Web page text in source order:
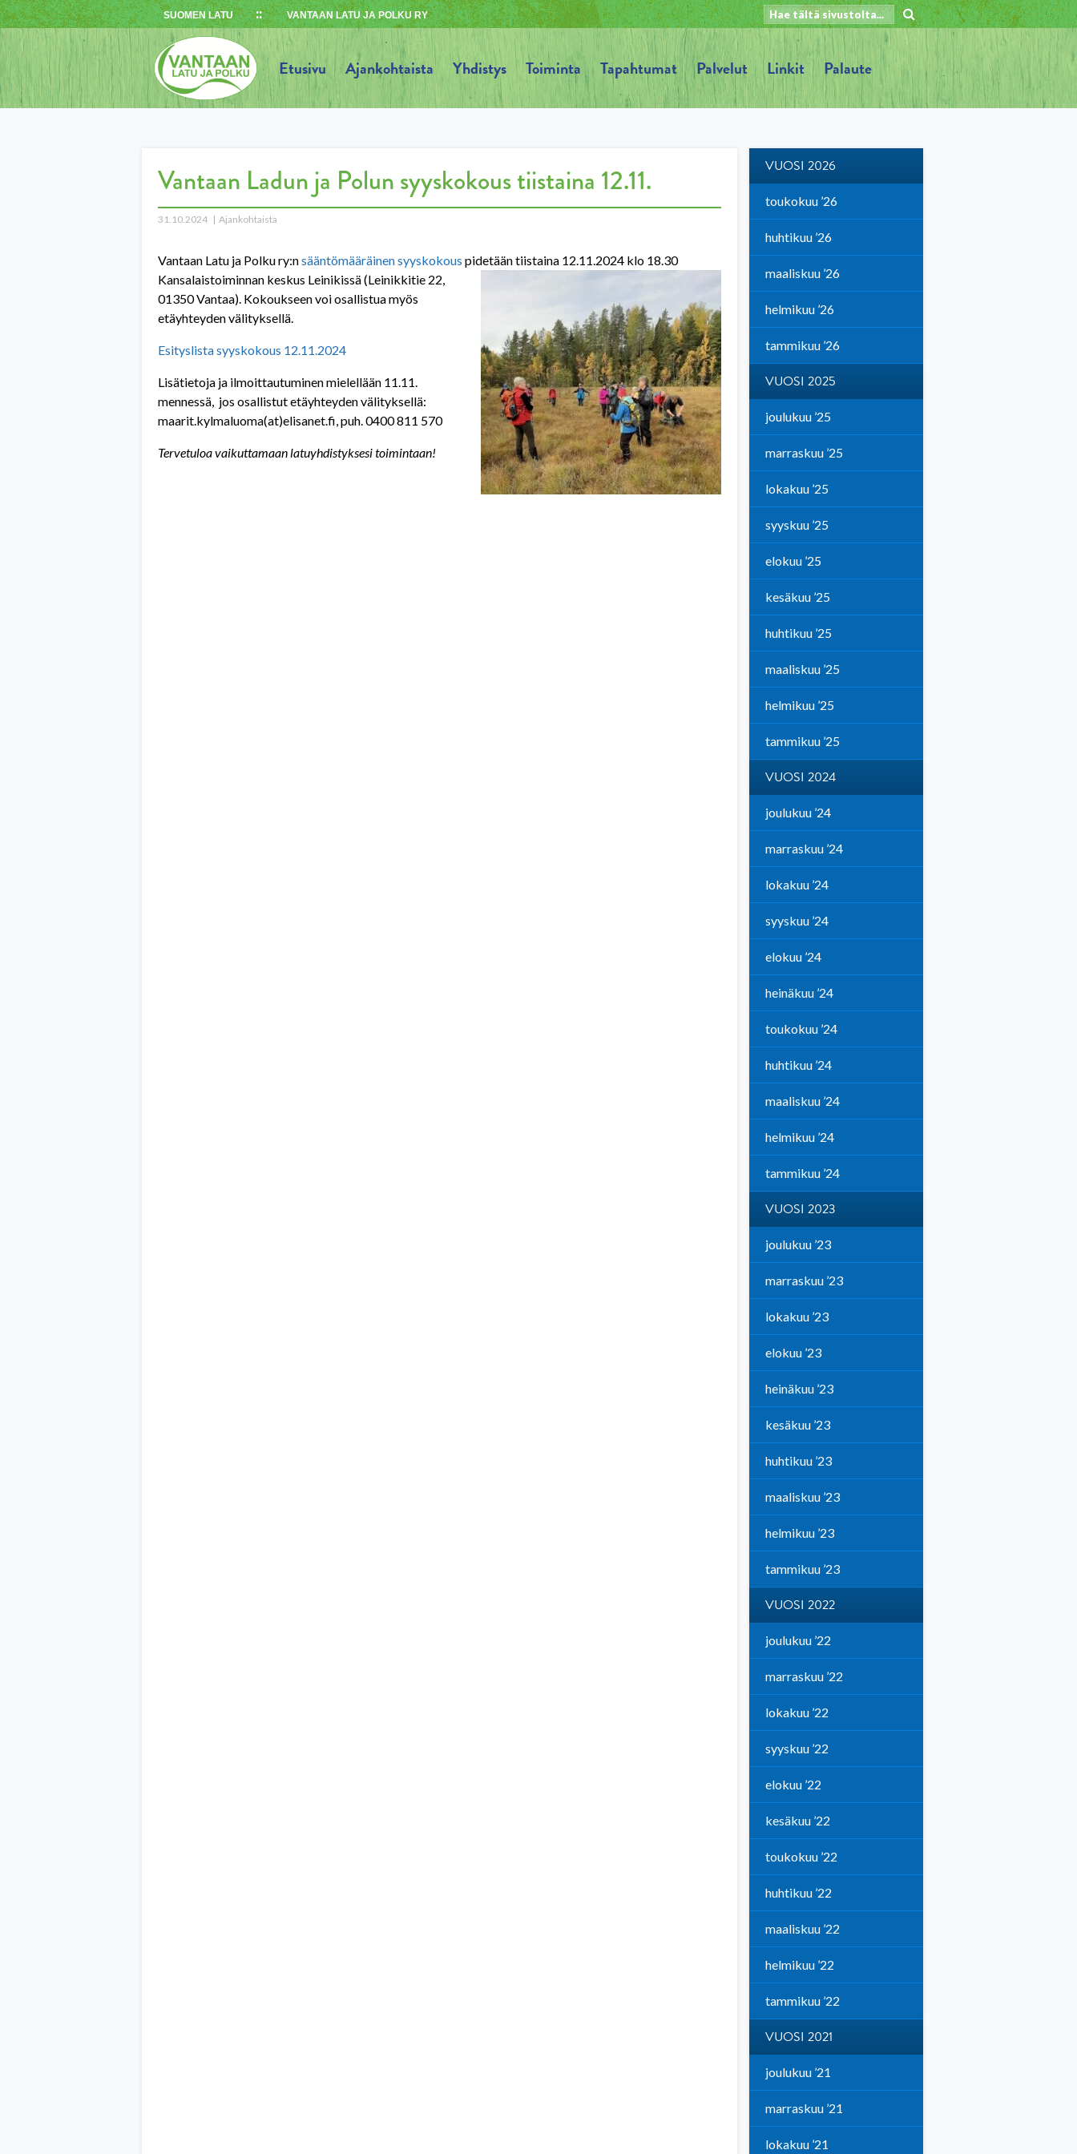
Skip
to
content
SUOMEN LATU VANTAAN LATU JA POLKU RY
Etusivu Ajankohtaista Yhdistys Toiminta Tapahtumat Palvelut Linkit Palaute
Vantaan Ladun ja Polun syyskokous tiistaina 12.11.
31.10.2024 Ajankohtaista
Vantaan Latu ja Polku ry:nsääntömääräinen syyskokous pidetään tiistaina 12.11.2024 klo 18.30
Kansalaistoiminnan keskus Leinikissä (Leinikkitie 22,
01350 Vantaa). Kokoukseen voi osallistua myös
etäyhteyden välityksellä.
Esityslista syyskokous 12.11.2024
Lisätietoja ja ilmoittautuminen mielellään 11.11.
mennessä, jos osallistut etäyhteyden välityksellä:
maarit.kylmaluoma(at)elisanet.fi, puh. 0400 811 570
Tervetuloa vaikuttamaan latuyhdistyksesi toimintaan!
VUOSI 2026
toukokuu ’26
huhtikuu ’26
maaliskuu ’26
helmikuu ’26
tammikuu ’26
VUOSI 2025
joulukuu ’25
marraskuu ’25
lokakuu ’25
syyskuu ’25
elokuu ’25
kesäkuu ’25
huhtikuu ’25
maaliskuu ’25
helmikuu ’25
tammikuu ’25
VUOSI 2024
joulukuu ’24
marraskuu ’24
lokakuu ’24
syyskuu ’24
elokuu ’24
heinäkuu ’24
toukokuu ’24
huhtikuu ’24
maaliskuu ’24
helmikuu ’24
tammikuu ’24
VUOSI 2023
joulukuu ’23
marraskuu ’23
lokakuu ’23
elokuu ’23
heinäkuu ’23
kesäkuu ’23
huhtikuu ’23
maaliskuu ’23
helmikuu ’23
tammikuu ’23
VUOSI 2022
joulukuu ’22
marraskuu ’22
lokakuu ’22
syyskuu ’22
elokuu ’22
kesäkuu ’22
toukokuu ’22
huhtikuu ’22
maaliskuu ’22
helmikuu ’22
tammikuu ’22
VUOSI 2021
joulukuu ’21
marraskuu ’21
lokakuu ’21